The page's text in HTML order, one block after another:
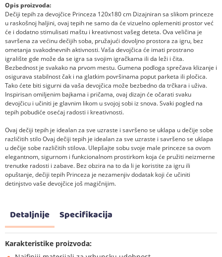
Opis proizvoda:
Dečiji tepih za devojčice Princeza 120x180 cm Dizajniran sa slikom princeze
u raskošnoj haljini, ovaj tepih ne samo da će vizuelno oplemeniti prostor već
će i dodatno stimulisati maštu i kreativnost vašeg deteta. Ova veličina je
savršena za većinu dečijih soba, pružajući dovoljno prostora za igru, bez
ometanja svakodnevnih aktivnosti. Vaša devojčica će imati prostrano
igralište gde može da se igra sa svojim igračkama ili da leži i čita.
Bezbednost je svakako na prvom mestu. Gumena podloga sprečava klizanje i
osigurava stabilnost čak i na glatkim površinama poput parketa ili pločica.
Tako ćete biti sigurni da vaša devojčica može bezbedno da trčkara i uživa.
Inspirisan omiljenim bajkama i pričama, ovaj dizajn će očarati svaku
devojčicu i učiniti je glavnim likom u svojoj sobi iz snova. Svaki pogled na
tepih pobudiće osećaj radosti i kreativnosti.
Ovaj dečiji tepih je idealan za sve uzraste i savršeno se uklapa u dečije sobe
različitih stilo Ovaj dečiji tepih je idealan za sve uzraste i savršeno se uklapa
u dečije sobe različitih stilova. Ulepšajte sobu svoje male princeze sa ovom
elegantnom, sigurnom i funkcionalnom prostirkom koja će pružiti neizmerne
trenutke radosti i zabave. Bez obzira na to da li je koristite za igru ili
opuštanje, dečiji tepih Princeza je nezamenjiv dodatak koji će učiniti
detinjstvo vaše devojčice još magičnijim.
Detaljnije Specifikacija
Karakteristike proizvoda: